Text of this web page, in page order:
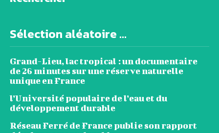
Sélection aléatoire ...
Grand-Lieu, lac tropical : un documentaire
de 26 minutes sur une réserve naturelle
unique en France
l’Université populaire de l’eau et du
développement durable
Réseau Ferré de France publie son rapport